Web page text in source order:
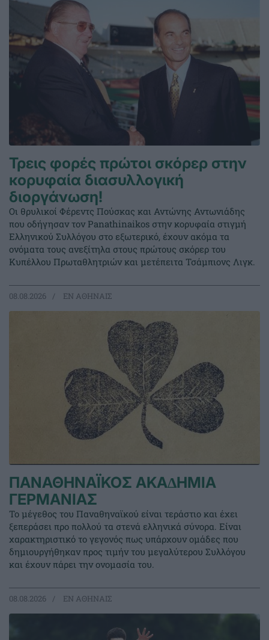
Τρεις φορές πρώτοι σκόρερ στην
κορυφαία διασυλλογική
διοργάνωση!
Οι θρυλικοί Φέρεντς Πούσκας και Αντώνης Αντωνιάδης
που οδήγησαν τον Panathinaikos στην κορυφαία στιγμή
Ελληνικού Συλλόγου στο εξωτερικό, έχουν ακόμα τα
ονόματα τους ανεξίτηλα στους πρώτους σκόρερ του
Κυπέλλου Πρωταθλητριών και μετέπειτα Τσάμπιονς Λιγκ.
08.08.2026 EΝ ΑΘΗΝΑΙΣ
ΠΑΝΑΘΗΝΑΪΚΟΣ ΑΚΑ∆ΗΜΙΑ
ΓΕΡΜΑΝΙΑΣ
Το μέγεθος του Παναθηναϊκού είναι τεράστιο και έχει
ξεπεράσει προ πολλού τα στενά ελληνικά σύνορα. Είναι
χαρακτηριστικό το γεγονός πως υπάρχουν ομάδες που
δημιουργήθηκαν προς τιμήν του μεγαλύτερου Συλλόγου
και έχουν πάρει την ονομασία του.
08.08.2026 EΝ ΑΘΗΝΑΙΣ